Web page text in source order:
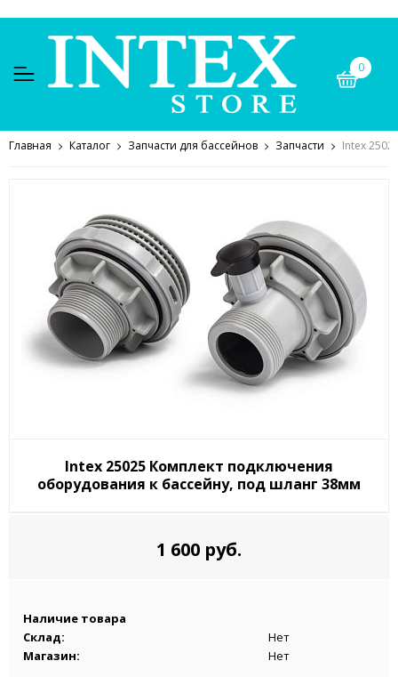
0
Главная Каталог Запчасти для бассейнов Запчасти Intex
Intex 25025 Комплект подключения
оборудования к бассейну, под шланг 38мм
1 600 руб.
Наличие товара
Склад:
Нет
Магазин:
Нет